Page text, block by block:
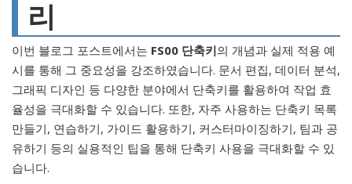
리
이번 블로그 포스트에서는 FS00 단축키의 개념과 실제 적용 예
시를 통해 그 중요성을 강조하였습니다. 문서 편집, 데이터 분석,
그래픽 디자인 등 다양한 분야에서 단축키를 활용하여 작업 효
율성을 극대화할 수 있습니다. 또한, 자주 사용하는 단축키 목록
만들기, 연습하기, 가이드 활용하기, 커스터마이징하기, 팀과 공
유하기 등의 실용적인 팁을 통해 단축키 사용을 극대화할 수 있
습니다.